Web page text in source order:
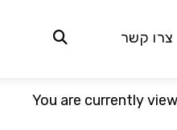
צרו קשר